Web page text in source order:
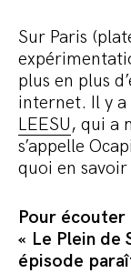
Sur Paris
plus en plus
internet. Il y
LEESU, qui a
s’appelle
quoi en
Pour
« Le Plein de
épisode